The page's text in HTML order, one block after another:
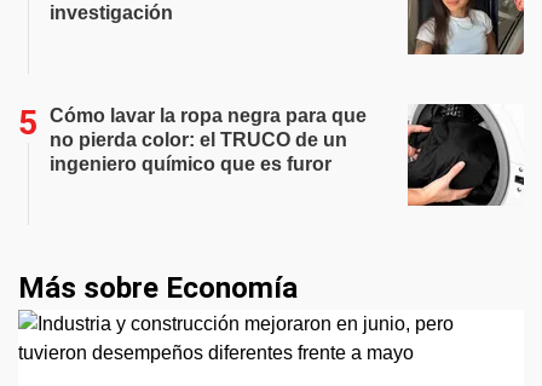
investigación
Cómo lavar la ropa negra para que
no pierda color: el TRUCO de un
ingeniero químico que es furor
Más sobre Economía